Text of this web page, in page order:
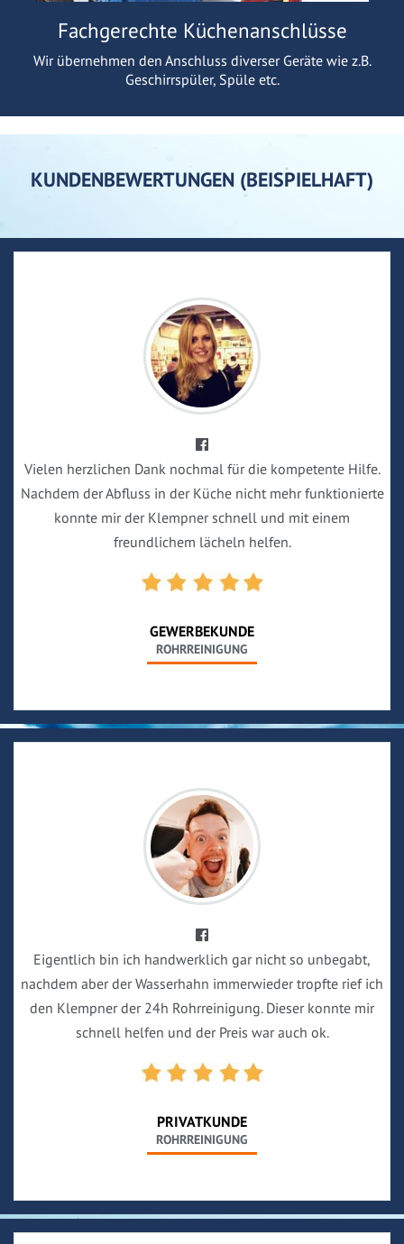
Fachgerechte Küchenanschlüsse
Wir übernehmen den Anschluss diverser Geräte wie z.B.
Geschirrspüler, Spüle etc.
KUNDENBEWERTUNGEN (BEISPIELHAFT)
Vielen herzlichen Dank nochmal für die kompetente Hilfe.
Nachdem der Abfluss in der Küche nicht mehr funktionierte
konnte mir der Klempner schnell und mit einem
freundlichem lächeln helfen.
GEWERBEKUNDE
ROHRREINIGUNG
Eigentlich bin ich handwerklich gar nicht so unbegabt,
nachdem aber der Wasserhahn immerwieder tropfte rief ich
den Klempner der 24h Rohrreinigung. Dieser konnte mir
schnell helfen und der Preis war auch ok.
PRIVATKUNDE
ROHRREINIGUNG